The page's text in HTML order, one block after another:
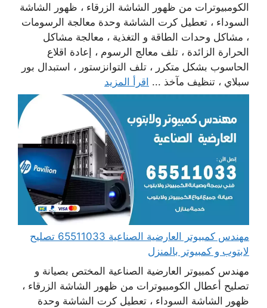
الكومبيوترات من ظهور الشاشة الزرقاء ، ظهور الشاشة
السوداء ، تعطيل كرت الشاشة وحدة معالجة الرسومات
، مشاكل وحدات الطاقة و التغذية ، معالجة مشاكل
الحرارة الزائدة ، تلف معالج الرسوم ، إعادة اقلاع
الحاسوب بشكل متكرر ، تلف التوانزستور ، استبدال بور
سبلاي ، تنظيف مآخذ ... اقرأ المزيد
مهندس كمبيوتر العارضية الصناعية 65511033 تصليح
لابتوب و كمبيوتر بالمنزل
مهندس كمبيوتر العارضية الصناعية المختص بصيانة و
تصليح أعطال الكومبيوترات من ظهور الشاشة الزرقاء ،
ظهور الشاشة السوداء ، تعطيل كرت الشاشة وحدة